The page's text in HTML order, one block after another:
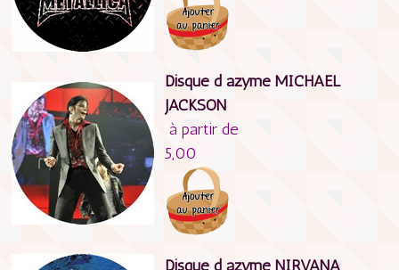
Disque d azyme MICHAEL
JACKSON
à partir de
5,00
Disque d azyme NIRVANA